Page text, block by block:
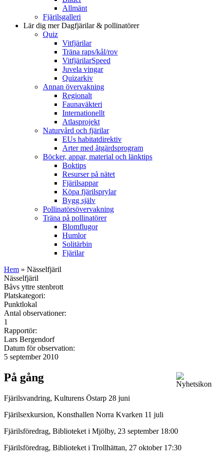
Allmänt
Fjärilsgalleri
Lär dig merDagfjärilar & pollinatörer
Quiz
Vitfjärilar
Träna raps/kål/rov
VitfjärilarSpeed
Juvela vingar
Quizarkiv
Annan övervakning
Regionalt
Faunaväkteri
Internationellt
Atlasprojekt
Naturvård och fjärilar
EUs habitatdirektiv
Arter med åtgärdsprogram
Böcker, appar, material och länktips
Boktips
Resurser på nätet
Fjärilsappar
Köpa fjärilsprylar
Bygg själv
Pollinatörsövervakning
Träna på pollinatörer
Blomflugor
Humlor
Solitärbin
Fjärilar
Hem » Nässelfjäril
Nässelfjäril
Båvs yttre stenbrott
Platskategori:
Punktlokal
Antal observationer:
1
Rapportör:
Lars Bergendorf
Datum för observation:
5 september 2010
På gång
Fjärilsvandring, Kulturens Östarp 28 juni
Fjärilsexkursion, Konsthallen Norra Kvarken 11 juli
Fjärilsföredrag, Biblioteket i Mjölby, 23 september 18:00
Fjärilsföredrag, Biblioteket i Trollhättan, 27 oktober 17:30